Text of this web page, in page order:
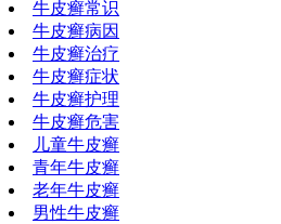
牛皮癣常识
牛皮癣病因
牛皮癣治疗
牛皮癣症状
牛皮癣护理
牛皮癣危害
儿童牛皮癣
青年牛皮癣
老年牛皮癣
男性牛皮癣